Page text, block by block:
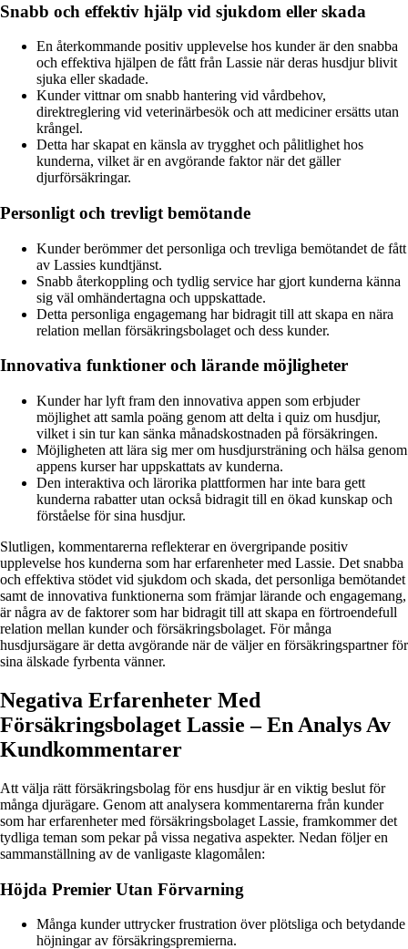
Snabb och effektiv hjälp vid sjukdom eller skada
En återkommande positiv upplevelse hos kunder är den snabba
och effektiva hjälpen de fått från Lassie när deras husdjur blivit
sjuka eller skadade.
Kunder vittnar om snabb hantering vid vårdbehov,
direktreglering vid veterinärbesök och att mediciner ersätts utan
krångel.
Detta har skapat en känsla av trygghet och pålitlighet hos
kunderna, vilket är en avgörande faktor när det gäller
djurförsäkringar.
Personligt och trevligt bemötande
Kunder berömmer det personliga och trevliga bemötandet de fått
av Lassies kundtjänst.
Snabb återkoppling och tydlig service har gjort kunderna känna
sig väl omhändertagna och uppskattade.
Detta personliga engagemang har bidragit till att skapa en nära
relation mellan försäkringsbolaget och dess kunder.
Innovativa funktioner och lärande möjligheter
Kunder har lyft fram den innovativa appen som erbjuder
möjlighet att samla poäng genom att delta i quiz om husdjur,
vilket i sin tur kan sänka månadskostnaden på försäkringen.
Möjligheten att lära sig mer om husdjursträning och hälsa genom
appens kurser har uppskattats av kunderna.
Den interaktiva och lärorika plattformen har inte bara gett
kunderna rabatter utan också bidragit till en ökad kunskap och
förståelse för sina husdjur.
Slutligen, kommentarerna reflekterar en övergripande positiv
upplevelse hos kunderna som har erfarenheter med Lassie. Det snabba
och effektiva stödet vid sjukdom och skada, det personliga bemötandet
samt de innovativa funktionerna som främjar lärande och engagemang,
är några av de faktorer som har bidragit till att skapa en förtroendefull
relation mellan kunder och försäkringsbolaget. För många
husdjursägare är detta avgörande när de väljer en försäkringspartner för
sina älskade fyrbenta vänner.
Negativa Erfarenheter Med
Försäkringsbolaget Lassie – En Analys Av
Kundkommentarer
Att välja rätt försäkringsbolag för ens husdjur är en viktig beslut för
många djurägare. Genom att analysera kommentarerna från kunder
som har erfarenheter med försäkringsbolaget Lassie, framkommer det
tydliga teman som pekar på vissa negativa aspekter. Nedan följer en
sammanställning av de vanligaste klagomålen:
Höjda Premier Utan Förvarning
Många kunder uttrycker frustration över plötsliga och betydande
höjningar av försäkringspremierna.